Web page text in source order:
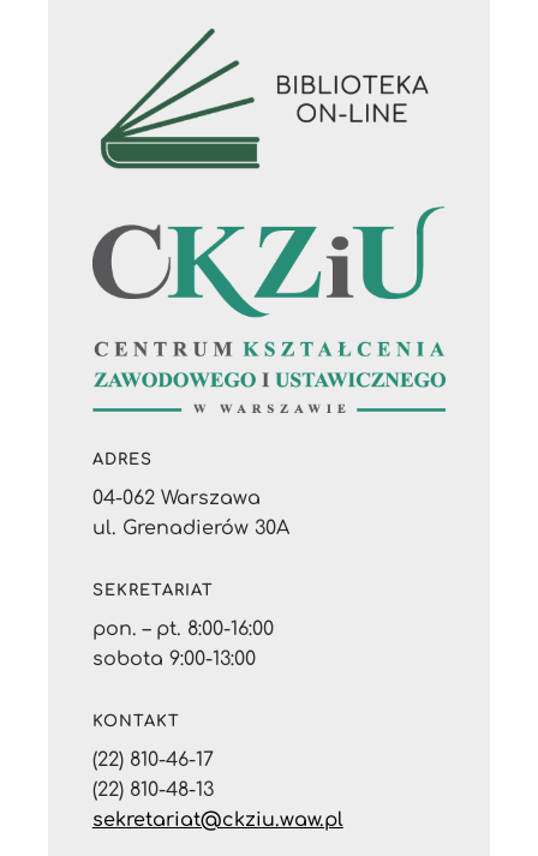
ADRES
04-062 Warszawa
ul. Grenadierów 30A
SEKRETARIAT
pon. – pt. 8:00-16:00
sobota 9:00-13:00
KONTAKT
(22) 810-46-17
(22) 810-48-13
sekretariat@ckziu.waw.pl